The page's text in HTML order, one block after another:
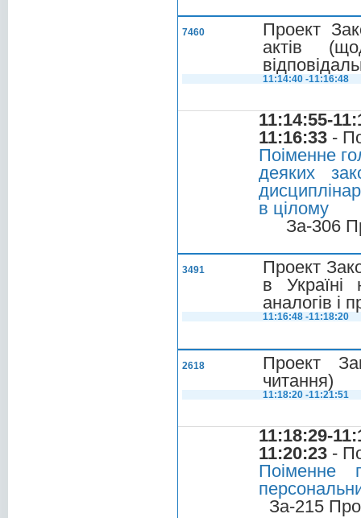
7460
Проект
актів
11:14:40 -11:16:48
11:14:55-
11:16:33 -
Поіменне
деяких
в цілому
За-306
3491
Проект
в Україні
аналогів і
11:16:48 -11:18:20
2618
Проект
читання)
11:18:20 -11:21:51
11:18:29-
11:20:23 -
Поіменне
За-215